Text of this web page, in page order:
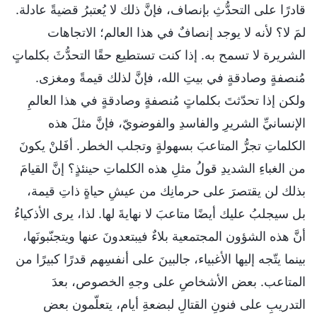
قادرًا على التحدُّثِ بإنصاف، فإنَّ ذلك لا يُعتبرُ قضيةً عادلة.
لمَ لا؟ لأنه لا يوجد إنصافٌ في هذا العالم؛ الاتجاهات
الشريرة لا تسمح به. إذا كنت تستطيع حقًا التحدُّثَ بكلماتٍ
مُنصفةٍ وصادقةٍ في بيتِ الله، فإنَّ لذلك قيمةً ومغزى.
ولكن إذا تحدّثتَ بكلماتٍ مُنصفةٍ وصادقةٍ في هذا العالمِ
الإنسانيِّ الشريرِ والفاسدِ والفوضويّ، فإنَّ مثلَ هذه
الكلماتِ تجرُّ المتاعبَ بسهولةٍ وتجلب الخطر. أفَلنْ يكونَ
من الغباءِ الشديدِ قولُ مثلِ هذه الكلماتِ حينئذٍ؟ إنَّ القيامَ
بذلك لن يقتصرَ على حرمانِك من عيشِ حياةٍ ذاتِ قيمة،
بل سيجلبُ عليك أيضًا متاعبَ لا نهايةَ لها. لذا، يرى الأذكياءُ
أنَّ هذه الشؤون المجتمعية بلاءٌ فيبتعدونَ عنها ويتجنّبونَها،
بينما يتّجه إليها الأغبياء، جالبينَ على أنفسِهم قدرًا كبيرًا من
المتاعب. بعض الأشخاصِ على وجهِ الخصوص، بعدَ
التدريبِ على فنونِ القتالِ لبضعةِ أيام، يتعلّمون بعض